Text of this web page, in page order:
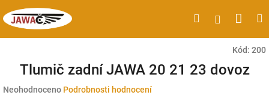
na
obsah
HledatPřihlášení
Kód: 200
Tlumič zadní JAWA 20 21 23 dovoz
Průměrné
Neohodnoceno Podrobnosti hodnocení